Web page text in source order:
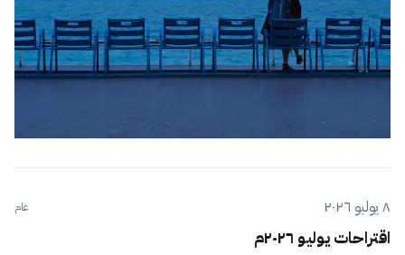
٨ يوليو ٢٠٢٦ عام
اقتراحات يوليو ٢٠٢٦م